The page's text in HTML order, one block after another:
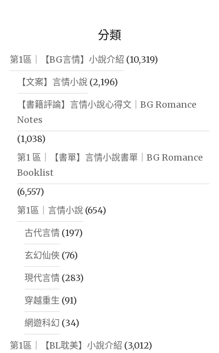
分類
第1區｜【BG言情】小說介紹 (10,319)
【文案】言情小說 (2,196)
【書籍評論】言情小說心得文｜BG Romance
Notes
(1,038)
第1 區｜【書單】言情小說書單｜BG Romance
Booklist
(6,557)
第1區｜言情小說 (654)
古代言情 (197)
玄幻仙俠 (76)
現代言情 (283)
穿越重生 (91)
網遊科幻 (34)
第1區｜【BL耽美】小說介紹 (3,012)